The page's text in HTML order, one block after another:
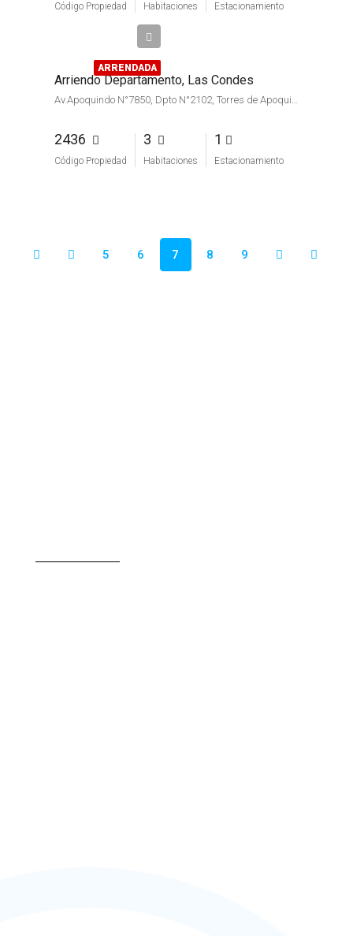
Código Propiedad Habitaciones Estacionamiento
ARRENDADA
Arriendo Departamento, Las Condes
Av.Apoquindo N°7850, Dpto N°2102, Torres de Apoquindo, Los Dominicos, Las Condes
2436
Código Propiedad
3
Habitaciones
1
Estacionamiento
5 6 7 8 9